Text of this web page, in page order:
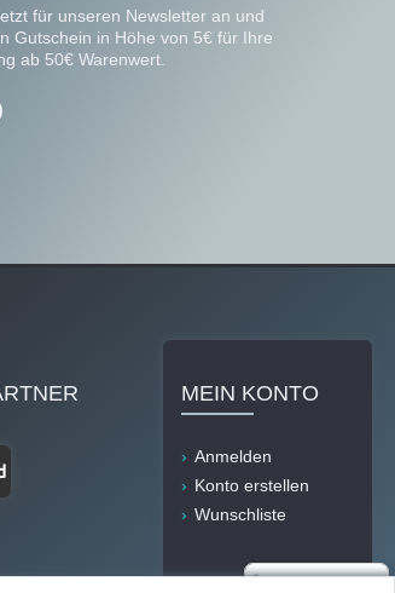
für unseren Newsletter an und
Gutschein in Höhe von 5€ für Ihre
ab 50€ Warenwert.
MEIN KONTO
Anmelden
Konto erstellen
Wunschliste